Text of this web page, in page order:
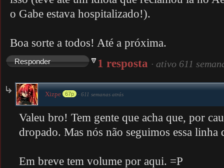
o Gabe estava hospitalizado!).
Boa sorte a todos! Até a próxima.
Responder 1 resposta · ativo 611
Xizpe 67p · 611 semanas atrás
Valeu bro! Tem gente que acha que, por
dropado. Mas nós não seguimos essa linha
Em breve tem volume por aqui. =P